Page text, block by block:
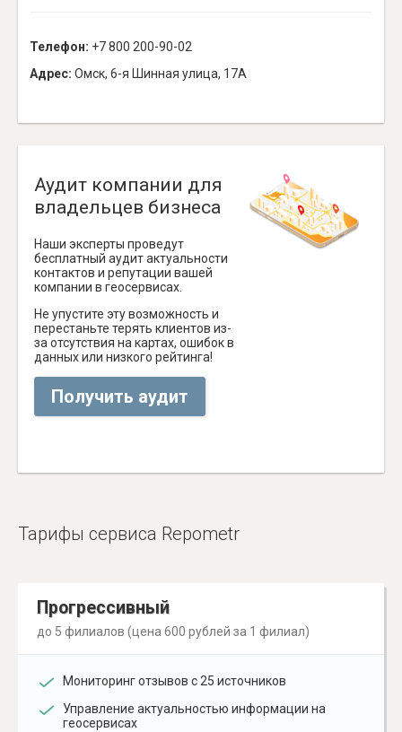
Телефон: +7 800 200-90-02
Адрес: Омск, 6-я Шинная улица, 17А
Аудит компании для
владельцев бизнеса
Наши эксперты проведут
бесплатный аудит актуальности
контактов и репутации вашей
компании в геосервисах.
Не упустите эту возможность и
перестаньте терять клиентов из-
за отсутствия на картах, ошибок в
данных или низкого рейтинга!
Получить аудит
Тарифы сервиса Repometr
Прогрессивный
до 5 филиалов (цена 600 рублей за 1 филиал)
Мониторинг отзывов с 25 источников
Управление актуальностью информации на
геосервисах